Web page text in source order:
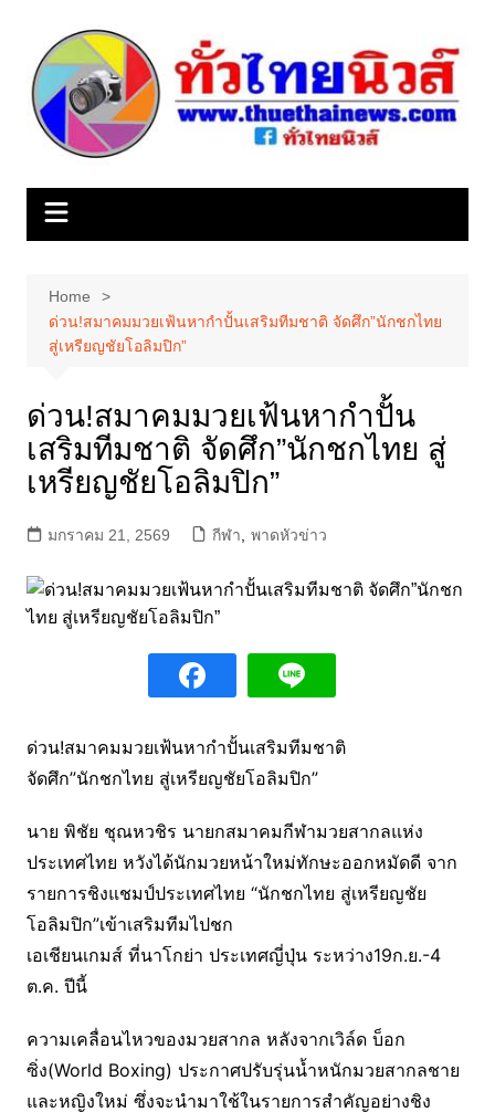
content
Home
ด่วน!สมาคมมวยเฟ้นหากำปั้นเสริมทีมชาติ จัดศึก”นักชกไทย
สู่เหรียญชัยโอลิมปิก”
ด่วน!สมาคมมวยเฟ้นหากำปั้น
เสริมทีมชาติ จัดศึก”นักชกไทย สู่
เหรียญชัยโอลิมปิก”
มกราคม 21, 2569 กีฬา พาดหัวข่าว
ด่วน!สมาคมมวยเฟ้นหากำปั้นเสริมทีมชาติ
จัดศึก”นักชกไทย สู่เหรียญชัยโอลิมปิก”
นาย พิชัย ชุณหวชิร นายกสมาคมกีฬามวยสากลแห่ง
ประเทศไทย หวังได้นักมวยหน้าใหม่ทักษะออกหมัดดี จาก
รายการชิงแชมป์ประเทศไทย “นักชกไทย สู่เหรียญชัย
โอลิมปิก”เข้าเสริมทีมไปชก
เอเชียนเกมส์ ที่นาโกย่า ประเทศญี่ปุ่น ระหว่าง19ก.ย.-4
ต.ค. ปีนี้
ความเคลื่อนไหวของมวยสากล หลังจากเวิล์ด บ็อก
ซิ่ง(World Boxing) ประกาศปรับรุ่นน้ำหนักมวยสากลชาย
และหญิงใหม่ ซึ่งจะนำมาใช้ในรายการสำคัญอย่างชิง